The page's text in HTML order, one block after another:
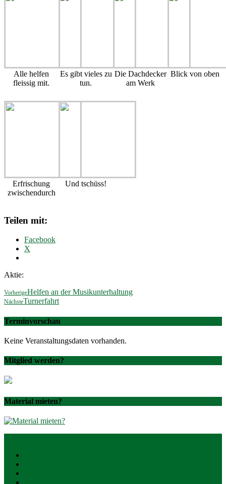
Alle helfen
fleissig mit.
Es gibt vieles zu
tun.
Die Dachdecker
am Werk
Blick von oben
Erfrischung
zwischendurch
Und tschüss!
Teilen mit:
Facebook
X
Aktie:
VorherigeHelfen an der Musikunterhaltung
NächsteTurnerfahrt
Terminvorschau
Keine Veranstaltungsdaten vorhanden.
Mitglied werden?
Material mieten?